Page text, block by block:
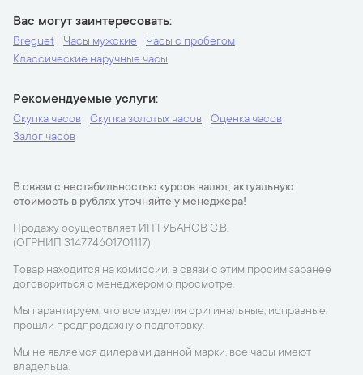
Вас могут заинтересовать
Breguet Часы мужские
Часы с пробегом
Классические наручные часы
Рекомендуемые услуги
Скупка часов Скупка золотых часов
Оценка часов
Залог часов
В связи с нестабильностью курсов валют, актуальную
стоимость в рублях уточняйте у менеджера!
Продажу осуществляет ИП ГУБАНОВ С.В.
(ОГРНИП 314774601701117)
Товар находится на комиссии, в связи с этим просим заранее
договориться с менеджером о просмотре.
Мы гарантируем, что все изделия оригинальные, исправные,
прошли предпродажную подготовку.
Мы не являемся дилерами данной марки, все часы имеют
владельца.